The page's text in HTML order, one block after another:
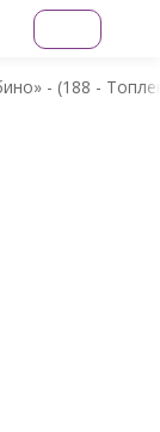
- (188 -